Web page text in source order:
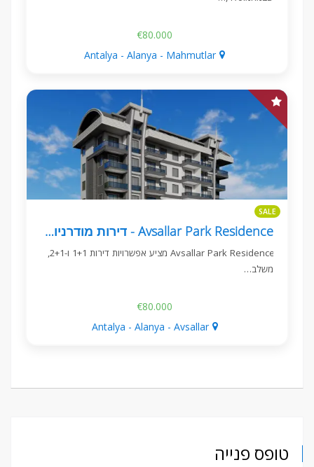
€80.000
Antalya - Alanya - Mahmutlar
SALE
Avsallar Park Residence - דירות מודרניות קרוב לים
Avsallar Park Residence מציע אפשרויות דירות 1+1 ו-2+1,
משלב…
€80.000
Antalya - Alanya - Avsallar
טופס פנייה